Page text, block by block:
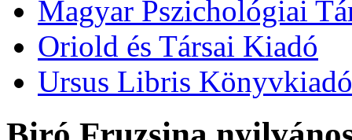
Magyar Pszichológiai
Oriold és Társai Kiadó
Ursus Libris Könyvkiadó